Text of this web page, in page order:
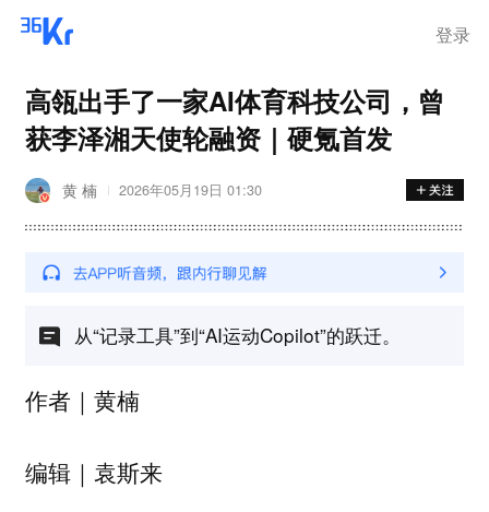
登录
高瓴出手了一家AI体育科技公司，曾
获李泽湘天使轮融资｜硬氪首发
黄 楠 2026年05月19日 01:30
从“记录工具”到“AI运动Copilot”的跃迁。
作者｜黄楠
编辑｜袁斯来